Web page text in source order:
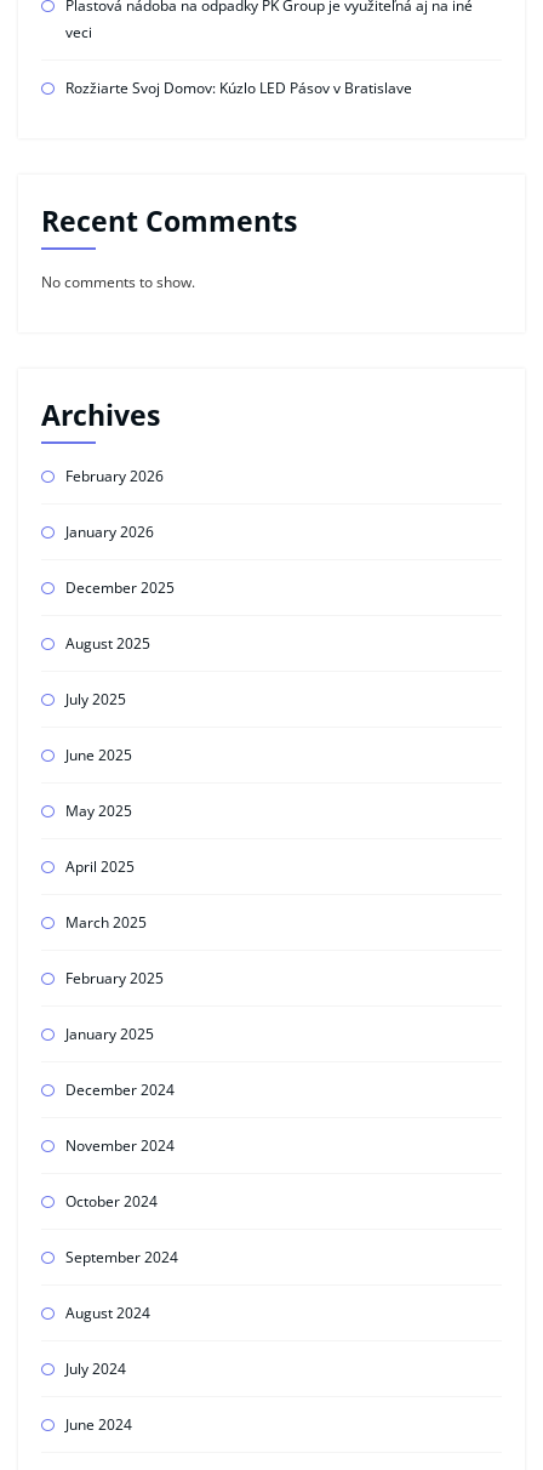
Plastová nádoba na odpadky PK Group je využiteľná aj na iné
veci
Rozžiarte Svoj Domov: Kúzlo LED Pásov v Bratislave
Recent Comments
No comments to show.
Archives
February 2026
January 2026
December 2025
August 2025
July 2025
June 2025
May 2025
April 2025
March 2025
February 2025
January 2025
December 2024
November 2024
October 2024
September 2024
August 2024
July 2024
June 2024